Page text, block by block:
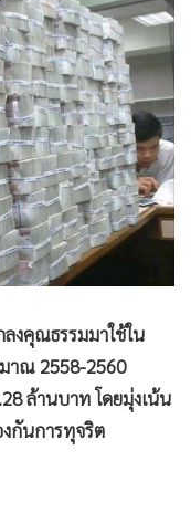
งคุณธรรมมาใช้ใน
าณ 2558-2560
ล้านบาท โดยมุ่งเน้น
งกันการทุจริต